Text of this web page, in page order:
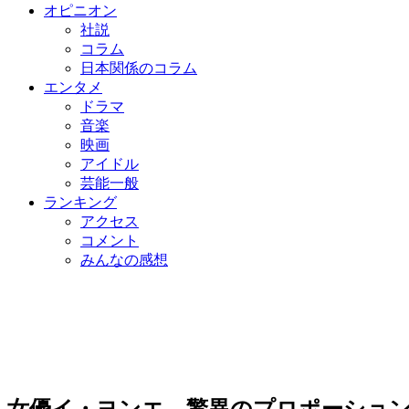
オピニオン
社説
コラム
日本関係のコラム
エンタメ
ドラマ
音楽
映画
アイドル
芸能一般
ランキング
アクセス
コメント
みんなの感想